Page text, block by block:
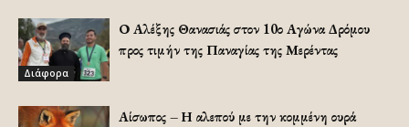
Διάφορα
Ο Αλέξης Θανασιάς στον 10ο Αγώνα Δρόμου
προς τιμήν της Παναγίας της Μερέντας
Αίσωπος – Η αλεπού με την κομμένη ουρά